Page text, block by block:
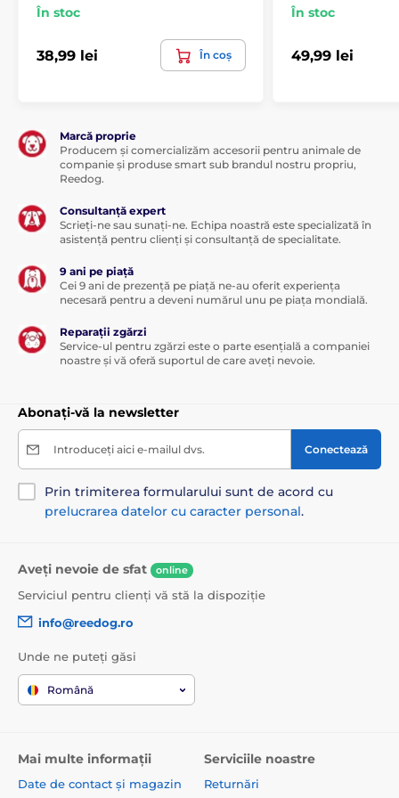
Alternifolia Leaf Oil, Methylchloroisothiazolinone,
Methylisothiazolinone, Parfum, C.l 19140, C.l 16255, C.l
42090, C.l 15985, C.l 28440, Hexyl Cinnamal, Linalool
Produsul este inclus în categoria
Creșterea animalelor
Îngrijirea pielii și a blănii
În stoc
38,99 lei În coș
În stoc
49,99 lei
Marcă proprie
Producem și comercializăm accesorii pentru animale de
companie și produse smart sub brandul nostru propriu,
Reedog.
Consultanță expert
Scrieți-ne sau sunați-ne. Echipa noastră este specializată în
asistență pentru clienți și consultanță de specialitate.
9 ani pe piață
Cei 9 ani de prezență pe piață ne-au oferit experiența
necesară pentru a deveni numărul unu pe piața mondială.
Reparații zgărzi
Service-ul pentru zgărzi este o parte esențială a companiei
noastre și vă oferă suportul de care aveți nevoie.
Abonați-vă la newsletter
Introduceți aici e-mailul dvs. Conectează
Prin trimiterea formularului sunt de acord cu
prelucrarea datelor cu caracter personal.
Aveți nevoie de sfat online
Serviciul pentru clienți vă stă la dispoziție
info@reedog.ro
Unde ne puteți găsi
Română
Mai multe informații
Date de contact și magazin
Serviciile noastre
Returnări